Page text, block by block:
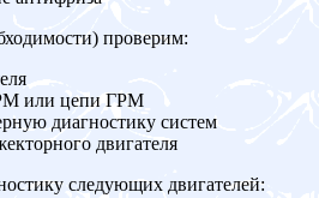
проверим:
или цепи ГРМ
диагностику систем
двигателя
следующих двигателей: